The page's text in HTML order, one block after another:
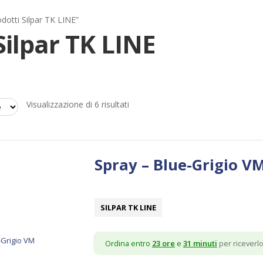
Silpar TK LINE”
TK LINE
Visualizzazione di 6 risultatiOrdina
al
recente
SILPAR TK LINE
Spray – Blue-Grigio
Ordina entro 23 ore e 31 minuti per